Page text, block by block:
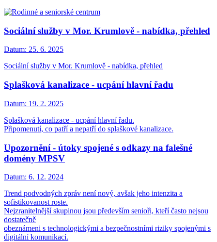
Sociální služby v Mor. Krumlově - nabídka, přehled
Datum: 25. 6. 2025
Sociální služby v Mor. Krumlově - nabídka, přehled
Splašková kanalizace - ucpání hlavní řadu
Datum: 19. 2. 2025
Splašková kanalizace - ucpání hlavní řadu.
Připomenutí, co patří a nepatří do splaškové kanalizace.
Upozornění - útoky spojené s odkazy na falešné
domény MPSV
Datum: 6. 12. 2024
Trend podvodných zpráv není nový, avšak jeho intenzita a
sofistikovanost roste.
Nejzranitelnější skupinou jsou především senioři, kteří často nejsou
dostatečně
obeznámeni s technologickými a bezpečnostními riziky spojenými s
digitální komunikací.